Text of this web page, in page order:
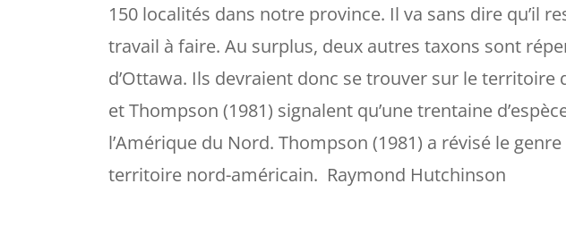
150 localités dans notre province. Il va sans dire qu’il
travail à faire. Au surplus, deux autres taxons sont
d’Ottawa. Ils devraient donc se trouver sur le territoire
et Thompson (1981) signalent qu’une trentaine
l’Amérique du Nord. Thompson (1981) a révisé le
territoire nord-américain. Raymond Hutchinson